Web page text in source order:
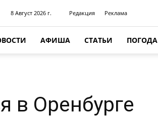
8 Август 2026 г. Редакция Реклама
АФИША СТАТЬИ ПОГОДА
в Оренбурге